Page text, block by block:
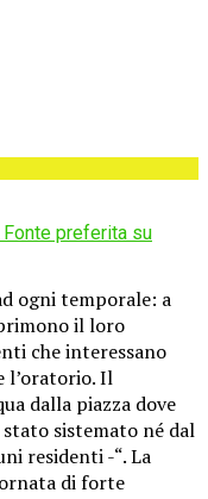
Fonte preferita su
ogni temporale: a
il loro
che interessano
l’oratorio. Il
dalla piazza dove
stato sistemato né dal
residenti -“. La
di forte